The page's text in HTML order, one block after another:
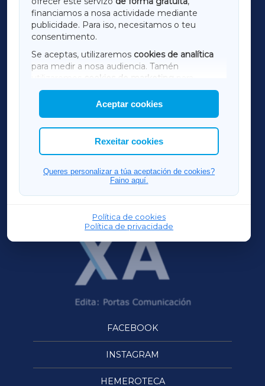
financiamos a nosa actividade mediante
publicidade. Para iso, necesitamos o teu
consentimento.
Se aceptas, utilizaremos cookies de analítica
para medir a nosa audiencia. Tamén
utilizaremos
cookies de marketing
mostrar publicidade de terceiros.
Así mesmo, podes personalizar a elección das
cookies que desexas permitir.
Aceptar cookies
Rexeitar cookies
Queres personalizar a túa aceptación de cookies?
Faino aquí.
Política de cookies
Política de privacidade
TERRACHAXA
AMARIÑAXA
RIBEIRASACRAXA
ACORUÑAXA
FERROLXA
OURENSEXA
FACEBOOK
INSTAGRAM
HEMEROTECA